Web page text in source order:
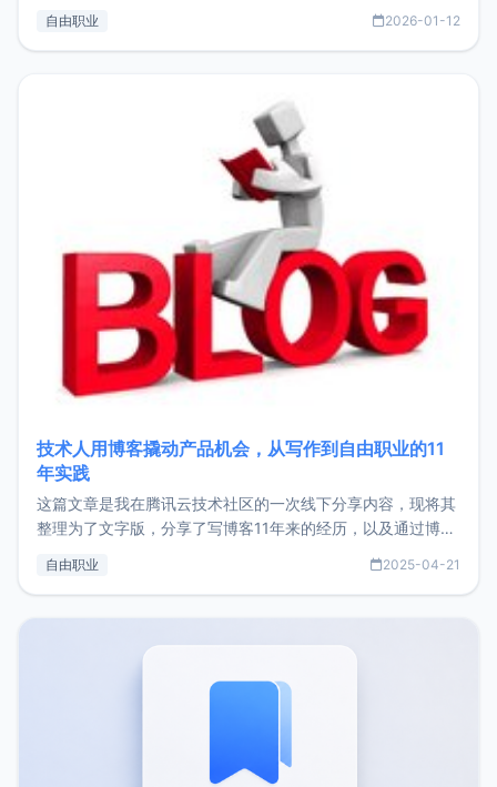
收入下降20%，但却过得很充实，2026年不求突破，但求保
自由职业 2026-01-12
技术人用博客撬动产品机会，从写作到自由职业的11
年实践
这篇文章是我在腾讯云技术社区的一次线下分享内容，现将其
整理为了文字版，分享了写博客11年来的经历，以及通过博客
了我的首个产品ImgURL的真实数据和产品现状。自我介绍大
自由职业 2025-04-21